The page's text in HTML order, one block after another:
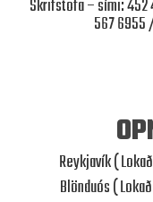
Skrifstofa – sími:
567
Reykjavík (
Blönduós (